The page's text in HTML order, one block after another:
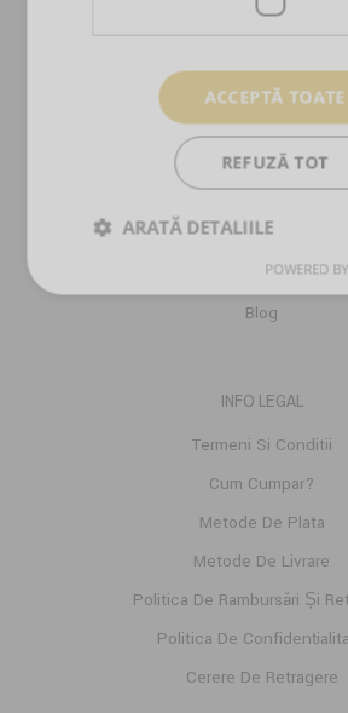
Stilizare Sprancene
SERVICII CLIENTI
Despre Noi
Comenzi
Detalii Cont
Blog
INFO LEGAL
Termeni Si Conditii
Cum Cumpar?
Metode De Plata
Metode De Livrare
Politica De Rambursări Și
Politica De
Cerere De Retragere
ACCEPTĂ TOATE
REFUZĂ TOT
ARATĂ DETALIILE
POWERED